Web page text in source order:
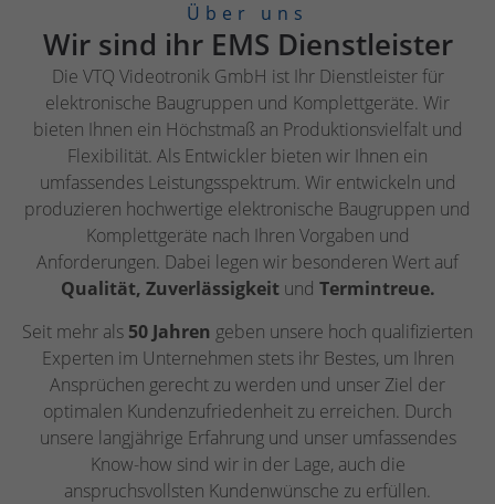
Über uns
Wir sind ihr EMS Dienstleister
Die VTQ Videotronik GmbH ist Ihr Dienstleister für
elektronische Baugruppen und Komplettgeräte. Wir
bieten Ihnen ein Höchstmaß an Produktionsvielfalt und
Flexibilität. Als Entwickler bieten wir Ihnen ein
umfassendes Leistungsspektrum. Wir entwickeln und
produzieren hochwertige elektronische Baugruppen und
Komplettgeräte nach Ihren Vorgaben und
Anforderungen. Dabei legen wir besonderen Wert auf
Qualität, Zuverlässigkeitund Termintreue.
Seit mehr als 50 Jahren geben unsere hoch qualifizierten
Experten im Unternehmen stets ihr Bestes, um Ihren
Ansprüchen gerecht zu werden und unser Ziel der
optimalen Kundenzufriedenheit zu erreichen. Durch
unsere langjährige Erfahrung und unser umfassendes
Know-how sind wir in der Lage, auch die
anspruchsvollsten Kundenwünsche zu erfüllen.